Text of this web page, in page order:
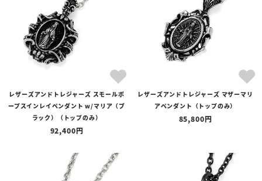
レザーズアンドトレジャーズ スモールポ
ープスインレイペンダント w/マリア（ブ
ラック）（トップのみ）
92,400
レザーズアンドトレジャーズ マザーマリ
アペンダント（トップのみ）
85,800